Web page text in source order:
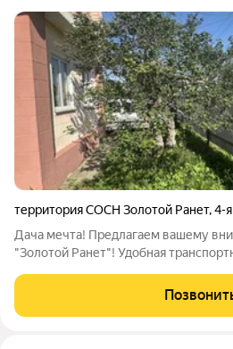
территория СОСН Золотой Ранет,4-
Дача мечта! Предлагаем вашему
"Золотой Ранет"! Удобная
ворота. Домик кирпичный,
автономное. Есть отличная баня,